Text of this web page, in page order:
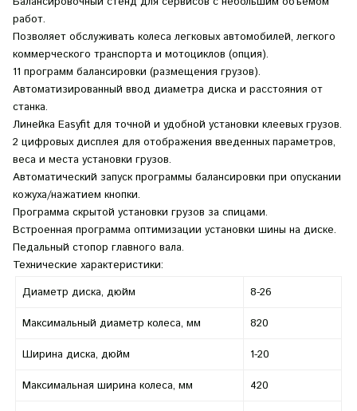
работ.
Позволяет обслуживать колеса легковых автомобилей, легкого
коммерческого транспорта и мотоциклов (опция).
11 программ балансировки (размещения грузов).
Автоматизированный ввод диаметра диска и расстояния от
станка.
Линейка Easyfit для точной и удобной установки клеевых грузов.
2 цифровых дисплея для отображения введенных параметров,
веса и места установки грузов.
Автоматический запуск программы балансировки при опускании
кожуха/нажатием кнопки.
Программа скрытой установки грузов за спицами.
Встроенная программа оптимизации установки шины на диске.
Педальный стопор главного вала.
Технические характеристики:
Диаметр диска, дюйм
8-26
Максимальный диаметр колеса, мм 820
Ширина диска, дюйм 1-20
Максимальная ширина колеса, мм 420